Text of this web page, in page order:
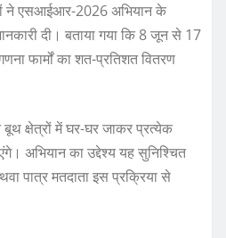
ने एसआईआर-2026 अभियान के
दी। बताया गया कि 8 जून से 17
फार्मों का शत-प्रतिशत वितरण
क्षेत्रों में घर-घर जाकर प्रत्येक
अभियान का उद्देश्य यह सुनिश्चित
पात्र मतदाता इस प्रक्रिया से